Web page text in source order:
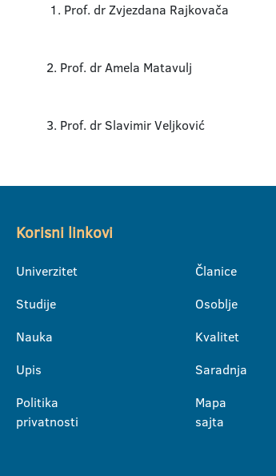
Rajkovača
Matavulj
Veljković
Korisni linkovi
Univerzitet
Studije
Nauka
Upis
Politika
privatnosti
Članice
Osoblje
Kvalitet
Saradnja
Mapa
sajta